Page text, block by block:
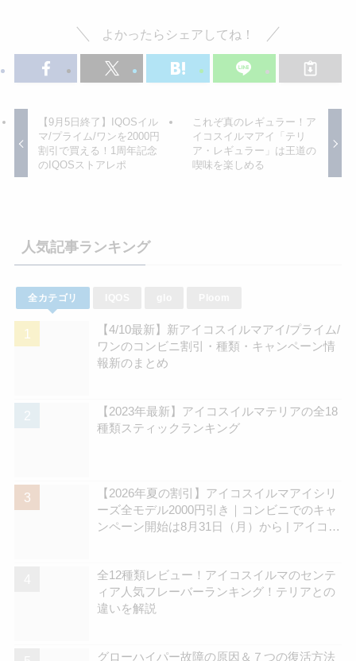
よかったらシェアしてね！
【9月5日終了】IQOSイル
マ/プライム/ワンを2000円
割引で買える！1周年記念
のIQOSストアレポ
これぞ真のレギュラー！ア
イコスイルマアイ「テリ
ア・レギュラー」は王道の
喫味を楽しめる
人気記事ランキング
全カテゴリ
【4/10最新】新アイコスイルマアイ/プライム/
ワンのコンビニ割引・種類・キャンペーン情
報新のまとめ
【2023年最新】アイコスイルマテリアの全18
種類スティックランキング
【2026年夏の割引】アイコスイルマアイシリ
ーズ全モデル2000円引き｜コンビニでのキャ
ンペーン開始は8月31日（月）から | アイコス
全12種類レビュー！アイコスイルマのセンテ
ィア人気フレーバーランキング！テリアとの
違いを解説
グローハイパー故障の原因＆７つの復活方法